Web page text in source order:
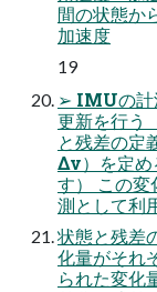
間の状態か
加速度
19
➢ IMUの計
更新を行う
と残差の
Δv）を定め
す） この
測として利
状態と残差
化量がそれ
られた変化